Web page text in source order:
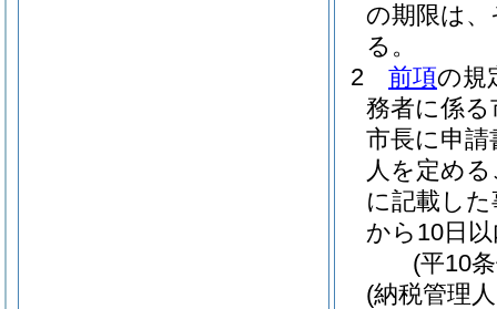
の期限は
る。
2
前項の規
務者に係
市長に申
人を定め
に記載し
から10日
(平10
(納税管理